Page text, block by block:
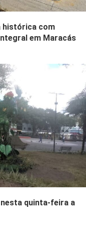
histórica com
em Maracás
quinta-feira a